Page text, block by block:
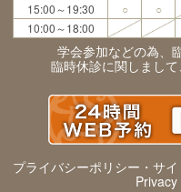
15:00～19:30
○ ○
10:00～18:00
学会参加などの為、
臨時休診に関しまして
プライバシーポリシー・サ